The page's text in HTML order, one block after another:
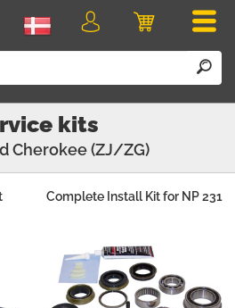
Indkøbskurv
Login
kits
Cherokee (ZJ/ZG)
Complete Install Kit for NP 231